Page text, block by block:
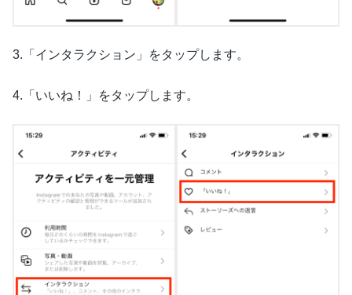
3.「インタラクション」をタップします。
4.「いいね！」をタップします。